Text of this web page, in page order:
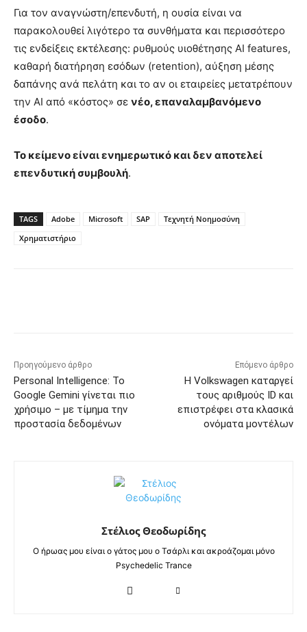
Για τον αναγνώστη/επενδυτή, η ουσία είναι να
παρακολουθεί λιγότερο τα συνθήματα και περισσότερο
τις ενδείξεις εκτέλεσης: ρυθμούς υιοθέτησης AI features,
καθαρή διατήρηση εσόδων (retention), αύξηση μέσης
δαπάνης ανά πελάτη και το αν οι εταιρείες μετατρέπουν
την AI από «κόστος» σε νέο, επαναλαμβανόμενο
έσοδο.
Το κείμενο είναι ενημερωτικό και δεν αποτελεί
επενδυτική συμβουλή.
TAGS Adobe Microsoft SAP
Τεχνητή Νοημοσύνη
Χρηματιστήριο
Προηγούμενο άρθρο
Personal Intelligence: Το
Google Gemini γίνεται πιο
χρήσιμο – με τίμημα την
προστασία δεδομένων
Επόμενο άρθρο
Η Volkswagen καταργεί
τους αριθμούς ID και
επιστρέφει στα κλασικά
ονόματα μοντέλων
Στέλιος Θεοδωρίδης
Ο ήρωας μου είναι ο γάτος μου ο Τσάρλι και ακροάζομαι μόνο
Psychedelic Trance